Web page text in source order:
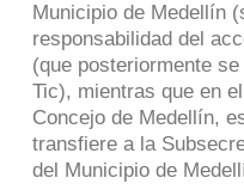
Municipio de Medellín
responsabilidad del
(que posteriormente
Tic), mientras que en
Concejo de Medellín,
transfiere a la
del Municipio de